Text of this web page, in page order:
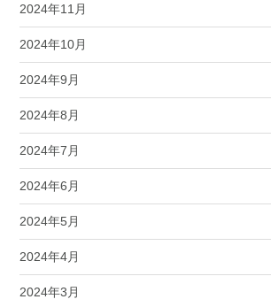
2024年11月
2024年10月
2024年9月
2024年8月
2024年7月
2024年6月
2024年5月
2024年4月
2024年3月